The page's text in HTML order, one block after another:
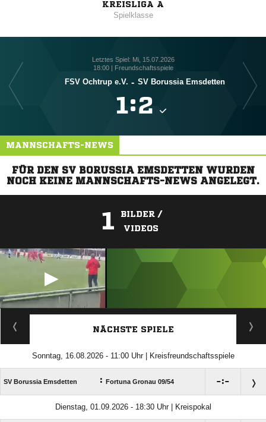
KREISLIGA A
Spielklasse
Letztes Spiel: Mi, 15.07.2026
18:00 | Freundschaftsspiele
FSV Ochtrup e.V. - SV Borussia Emsdetten
:
MANNSCHAFTS-NEWS
FÜR DEN SV BORUSSIA EMSDETTEN WURDEN
NOCH KEINE MANNSCHAFTS-NEWS ANGELEGT.
1
BILDER /
VIDEOS
ANZEIGE
NÄCHSTE SPIELE
Sonntag, 16.08.2026 - 11:00 Uhr | Kreisfreundschaftsspiele
SV Borussia Emsdetten : Fortuna Gronau 09/​54 :
Dienstag, 01.09.2026 - 18:30 Uhr | Kreispokal